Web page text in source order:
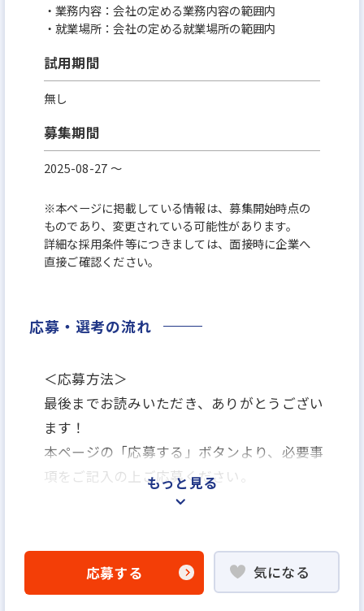
・業務内容：会社の定める業務内容の範囲内
・就業場所：会社の定める就業場所の範囲内
試用期間
無し
募集期間
2025-08-27 〜
※本ページに掲載している情報は、募集開始時点の
ものであり、変更されている可能性があります。
詳細な採用条件等につきましては、面接時に企業へ
直接ご確認ください。
応募・選考の流れ
＜応募方法＞
最後までお読みいただき、ありがとうござい
ます！
本ページの「応募する」ボタンより、必要事
項をご記入の上ご応募ください。
書類選考
適正検査（来社／マークシート）
もっと見る
応募する 気になる